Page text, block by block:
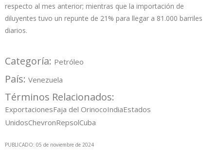
respecto al mes anterior; mientras que la importación de
diluyentes tuvo un repunte de 21% para llegar a 81.000 barriles
diarios.
Categoría: Petróleo
País: Venezuela
Términos Relacionados:
ExportacionesFaja del OrinocoIndiaEstados
UnidosChevronRepsolCuba
PUBLICADO: 05 de noviembre de 2024